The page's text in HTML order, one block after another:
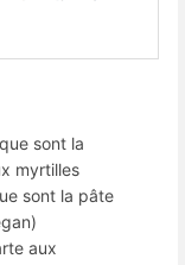
sont la
myrtilles
sont la pâte
aux